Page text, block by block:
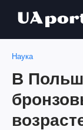
Наука
В